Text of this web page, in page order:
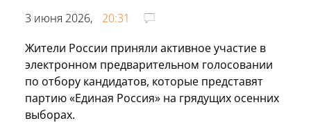
3 июня 2026,
20:31
Жители России приняли активное участие в
электронном предварительном голосовании
по отбору кандидатов, которые представят
партию «Единая Россия» на грядущих осенних
выборах.